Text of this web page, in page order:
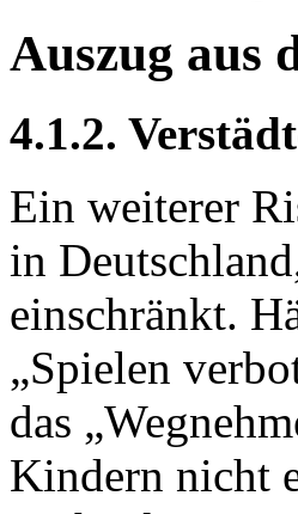
Auszug aus
4.1.2.
Ein weiterer
in
einschränkt.
„Spielen
das
Kindern nicht